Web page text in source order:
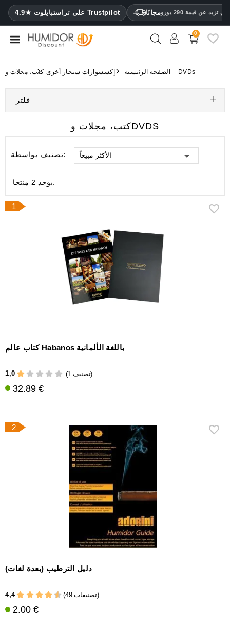
4.9★ على تراستبايلوت Trustpilot مجانًا عن قيمة 290 يورو CATEGORY
مرطب
ترطيب
محافظ
سيجار
ولاعات
مقصات
مرطبات
ومقياس
0
الصفحة الرئيسية إكسسوارات سيجار أخرى كتب، مجلات وDVDs
فلتر
كتب، مجلات وDVDS
تصنيف بواسطة: الأكثر مبيعاً
1
كتاب عالم Habanos باللغة الألمانية
1,0 (1 تصنيف)
32.89 €
2
دليل الترطيب (بعدة لغات)
4,4 (49 تصنيفات)
2.00 €